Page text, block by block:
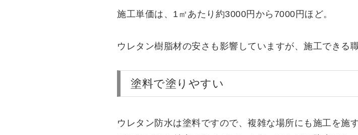
施工単価は、1㎡あたり約3000円から7000円ほど。
ウレタン樹脂材の安さも影響していますが、施工できる
塗料で塗りやすい
ウレタン防水は塗料ですので、複雑な場所にも施工を施